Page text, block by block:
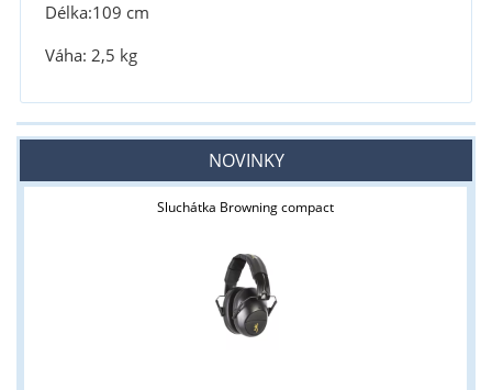
Délka:109 cm
Váha: 2,5 kg
NOVINKY
Sluchátka Browning compact